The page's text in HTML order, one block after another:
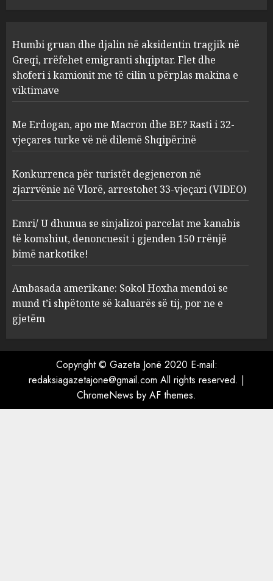
2
dhe BE? Rasti i 32-vjeçares
turke vë në dilemë Shqipërinë
AUGUST 7, 2026
3
Konkurrenca për turistët
degjeneron në zjarrvënie në
Vlorë, arrestohet 33-vjeçari
(VIDEO)
AUGUST 7, 2026
Emri/ U dhunua se sinjalizoi
parcelat me kanabis të
komshiut, denoncuesit i
gjenden 150 rrënjë bimë
AUGUST 7, 2026
AUGUST 7, 2026
Humbi gruan dhe djalin në aksidentin tragjik në
Greqi, rrëfehet emigranti shqiptar. Flet dhe
shoferi i kamionit me të cilin u përplas makina e
viktimave
Me Erdogan, apo me Macron dhe BE? Rasti i 32-
vjeçares turke vë në dilemë Shqipërinë
Konkurrenca për turistët degjeneron në
zjarrvënie në Vlorë, arrestohet 33-vjeçari (VIDEO)
Emri/ U dhunua se sinjalizoi parcelat me kanabis
të komshiut, denoncuesit i gjenden 150 rrënjë
bimë narkotike!
Ambasada amerikane: Sokol Hoxha mendoi se
mund t’i shpëtonte së kaluarës së tij, por ne e
gjetëm
Copyright © Gazeta Jonë 2020 E-mail:
redaksiagazetajone@gmail.com All rights reserved. |
ChromeNews by AF themes.